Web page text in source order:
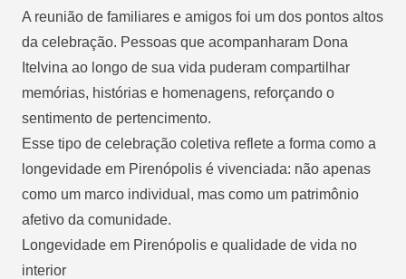
A reunião de familiares e amigos foi um dos pontos altos
da celebração. Pessoas que acompanharam Dona
Itelvina ao longo de sua vida puderam compartilhar
memórias, histórias e homenagens, reforçando o
sentimento de pertencimento.
Esse tipo de celebração coletiva reflete a forma como a
longevidade em Pirenópolis é vivenciada: não apenas
como um marco individual, mas como um patrimônio
afetivo da comunidade.
Longevidade em Pirenópolis e qualidade de vida no
interior